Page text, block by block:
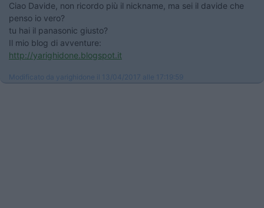
Ciao Davide, non ricordo più il nickname, ma sei il davide che
penso io vero?
tu hai il panasonic giusto?
Il mio blog di avventure:
http://yarighidone.blogspot.it
Modificato da yarighidone il 13/04/2017 alle 17:19:59